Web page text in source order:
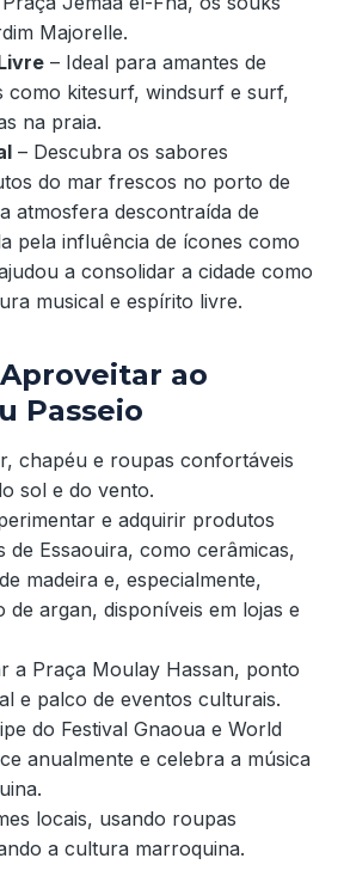
Majorelle.
– Ideal para amantes de
como kitesurf, windsurf e surf,
na praia.
– Descubra os sabores
do mar frescos no porto de
atmosfera descontraída de
pela influência de ícones como
a consolidar a cidade como
musical e espírito livre.
ao
Passeio
chapéu e roupas confortáveis
sol e do vento.
e adquirir produtos
de Essaouira, como cerâmicas,
madeira e, especialmente,
argan, disponíveis em lojas e
a Praça Moulay Hassan, ponto
e palco de eventos culturais.
do Festival Gnaoua e World
anualmente e celebra a música
locais, usando roupas
a cultura marroquina.